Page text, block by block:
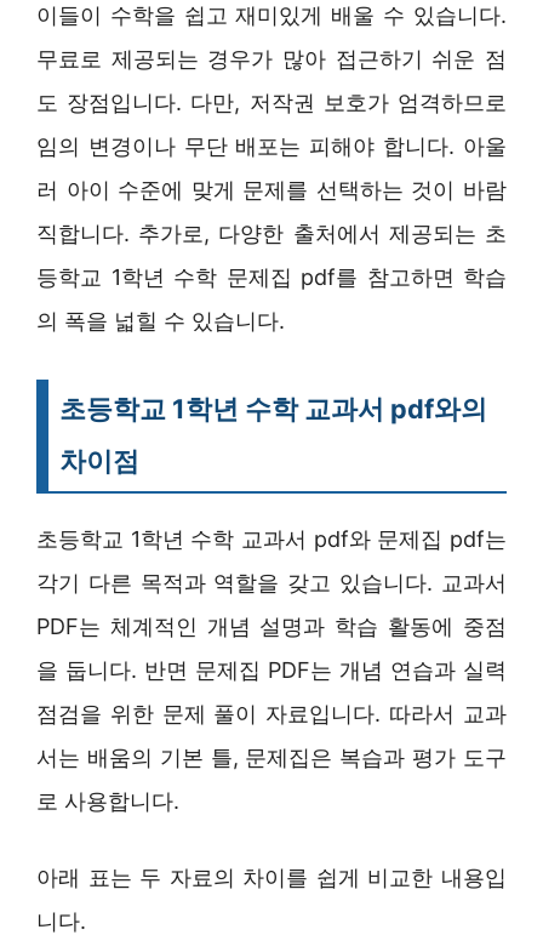
이들이 수학을 쉽고 재미있게 배울 수 있습니다.
무료로 제공되는 경우가 많아 접근하기 쉬운 점
도 장점입니다. 다만, 저작권 보호가 엄격하므로
임의 변경이나 무단 배포는 피해야 합니다. 아울
러 아이 수준에 맞게 문제를 선택하는 것이 바람
직합니다. 추가로, 다양한 출처에서 제공되는 초
등학교 1학년 수학 문제집 pdf를 참고하면 학습
의 폭을 넓힐 수 있습니다.
초등학교 1학년 수학 교과서 pdf와의
차이점
초등학교 1학년 수학 교과서 pdf와 문제집 pdf는
각기 다른 목적과 역할을 갖고 있습니다. 교과서
PDF는 체계적인 개념 설명과 학습 활동에 중점
을 둡니다. 반면 문제집 PDF는 개념 연습과 실력
점검을 위한 문제 풀이 자료입니다. 따라서 교과
서는 배움의 기본 틀, 문제집은 복습과 평가 도구
로 사용합니다.
아래 표는 두 자료의 차이를 쉽게 비교한 내용입
니다.